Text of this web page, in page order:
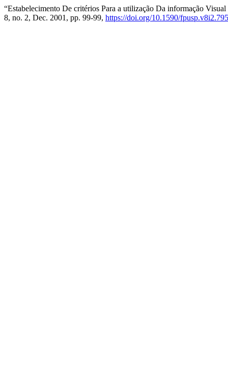
“Estabelecimento De critérios Para a utilização Da informação
8, no. 2, Dec. 2001, pp. 99-99, https://doi.org/10.1590/